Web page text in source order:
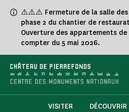
⚠️⚠️⚠️ Fermeture de la salle des
phase 2 du chantier de
Ouverture des appartements
compter du 5 mai 2026.
CHÂTEAU DE PIERREFONDS
VISITER DÉCOUVRIR